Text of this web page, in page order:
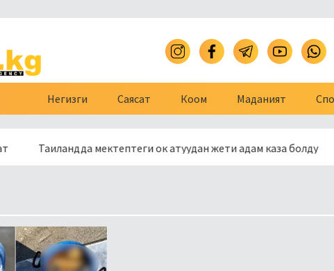
Негизги Саясат Коом Маданият
Таиландда мектептеги ок атуудан жети адам каза болду